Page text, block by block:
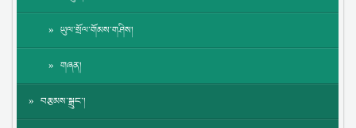
ཡུལ་སྲོལ་གོམས་གཤིས།
གཞན།
བརྩམས་སྒྲུང་།